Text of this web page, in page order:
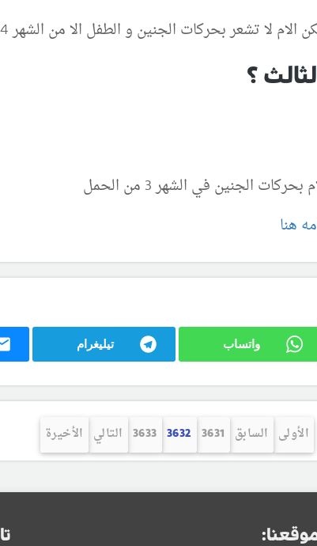
بحركات الجنين و الطفل الا من الشهر 4 او 5 من الحمل
؟
هنا
واتساب تيليغرام
الأولى السابق 3631
3632
3633 التالي الأخيرة